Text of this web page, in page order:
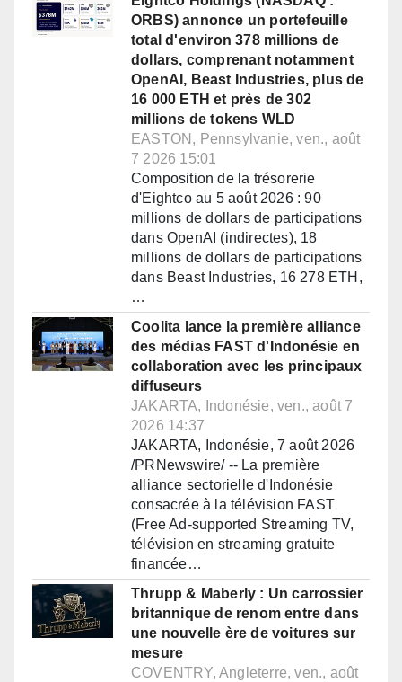
ORBS) annonce un portefeuille
total d'environ 378 millions de
dollars, comprenant notamment
OpenAI, Beast Industries, plus de
16 000 ETH et près de 302
millions de tokens WLD
EASTON, Pennsylvanie, ven., août
7 2026 15:01
Composition de la trésorerie
d'Eightco au 5 août 2026 : 90
millions de dollars de participations
dans OpenAI (indirectes), 18
millions de dollars de participations
dans Beast Industries, 16 278 ETH,
…
Coolita lance la première alliance
des médias FAST d'Indonésie en
collaboration avec les principaux
diffuseurs
JAKARTA, Indonésie, ven., août 7
2026 14:37
JAKARTA, Indonésie, 7 août 2026
/PRNewswire/ -- La première
alliance sectorielle d'Indonésie
consacrée à la télévision FAST
(Free Ad-supported Streaming TV,
télévision en streaming gratuite
financée…
Thrupp & Maberly : Un carrossier
britannique de renom entre dans
une nouvelle ère de voitures sur
mesure
COVENTRY, Angleterre, ven., août